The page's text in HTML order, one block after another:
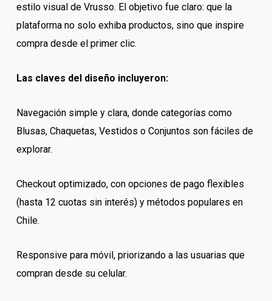
estilo visual de Vrusso. El objetivo fue claro: que la
plataforma no solo exhiba productos, sino que inspire
compra desde el primer clic.
Las claves del diseño incluyeron:
Navegación simple y clara, donde categorías como
Blusas, Chaquetas, Vestidos o Conjuntos son fáciles de
explorar.
Checkout optimizado, con opciones de pago flexibles
(hasta 12 cuotas sin interés) y métodos populares en
Chile.
Responsive para móvil, priorizando a las usuarias que
compran desde su celular.